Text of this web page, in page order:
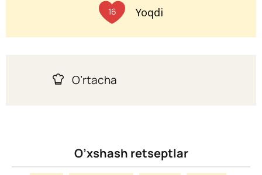
16 Yoqdi
O’rtacha
O’xshash retseptlar